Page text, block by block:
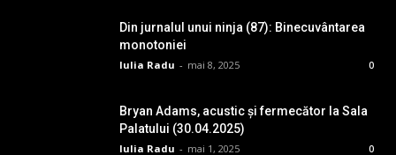
Din jurnalul unui ninja (87): Binecuvântarea
monotoniei
Iulia Radu - mai 8, 2025 0
Bryan Adams, acustic și fermecător la Sala
Palatului (30.04.2025)
Iulia Radu - mai 1, 2025 0